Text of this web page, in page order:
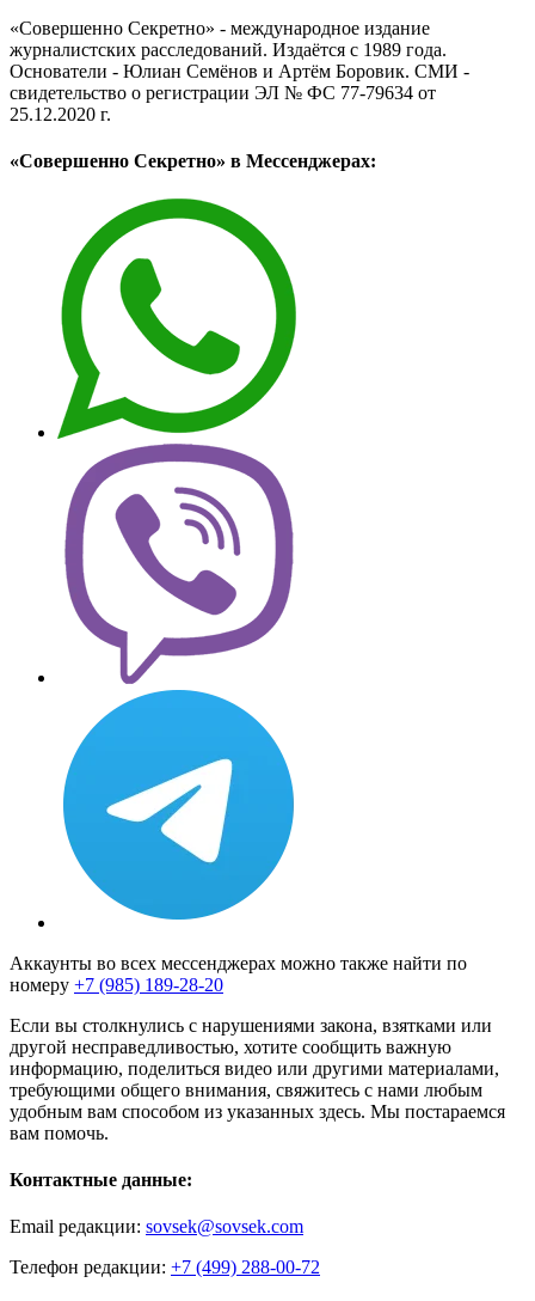
«Совершенно Секретно» - международное издание
журналистских расследований. Издаётся с 1989 года.
Основатели - Юлиан Семёнов и Артём Боровик. CМИ -
свидетельство о регистрации ЭЛ № ФС 77-79634 от
25.12.2020 г.
«Совершенно Секретно» в Мессенджерах:
Аккаунты во всех мессенджерах можно также найти по
номеру +7 (985) 189-28-20
Если вы столкнулись с нарушениями закона, взятками или
другой несправедливостью, хотите сообщить важную
информацию, поделиться видео или другими материалами,
требующими общего внимания, свяжитесь с нами любым
удобным вам способом из указанных здесь. Мы постараемся
вам помочь.
Контактные данные:
Email редакции: sovsek@sovsek.com
Телефон редакции: +7 (499) 288-00-72